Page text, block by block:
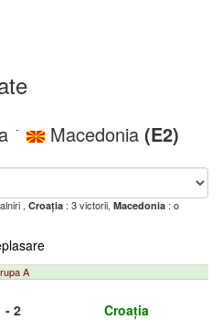
- Macedonia (E2)
, Croația : 3 victorii, Macedonia : o
A
- 2 Croația